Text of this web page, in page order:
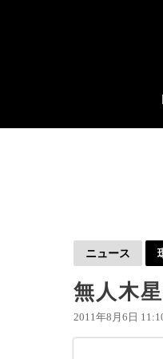
ニュース
無人木
2011年8月6日